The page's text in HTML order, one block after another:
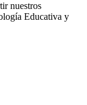
nuestros
Educativa y